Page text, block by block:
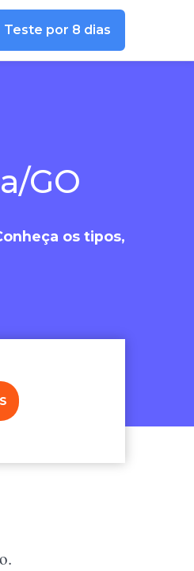
Teste por 8 dias
GO
os tipos,